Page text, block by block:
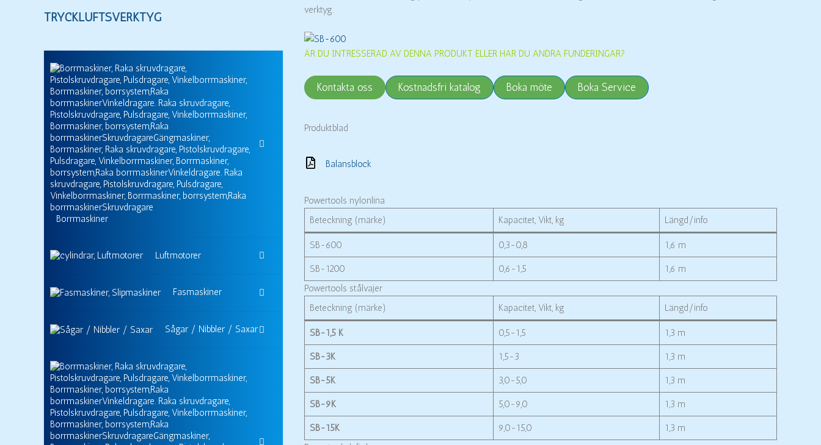
TRYCKLUFTSVERKTYG
Borrmaskiner
Luftmotorer
Fasmaskiner
Sågar / Nibbler / Saxar
verktyg.
ÄR DU INTRESSERAD AV DENNA PRODUKT ELLER HAR DU ANDRA FUNDERINGAR?
Kontakta oss Kostnadsfri katalog Boka möte Boka Service
Produktblad
Balansblock
Powertools nylonlina
Beteckning (märke)
Kapacitet, Vikt, kg Längd/info
SB-600 0,3-0,8 1,6 m
SB-1200 0,6-1,5
1,6 m
Powertools stålvajer
Beteckning (märke)
Kapacitet, Vikt, kg Längd/info
SB-1,5 K 0,5-1,5 1,3 m
SB-3K 1,5-3 1,3 m
SB-5K 3,0-5,0 1,3 m
SB-9K 5,0-9,0 1,3 m
SB-15K 9,0-15,0
1,3 m